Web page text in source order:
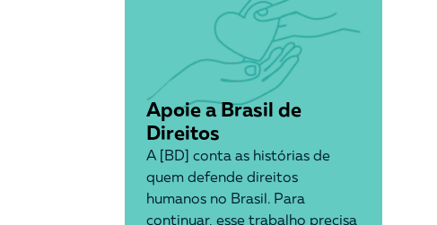
Apoie a Brasil de
Direitos
A [BD] conta as histórias de
quem defende direitos
humanos no Brasil. Para
continuar, esse trabalho precisa